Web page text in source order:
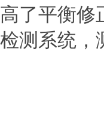
高了平衡修
检测系统，